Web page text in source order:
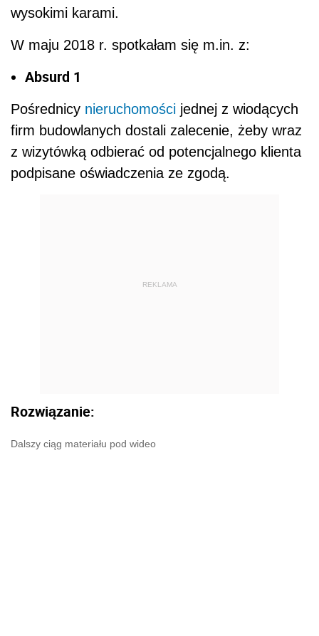
wysokimi karami.
W maju 2018 r. spotkałam się m.in. z:
Absurd 1
Pośrednicy nieruchomości jednej z wiodących
firm budowlanych dostali zalecenie, żeby wraz
z wizytówką odbierać od potencjalnego klienta
podpisane oświadczenia ze zgodą.
REKLAMA
Rozwiązanie:
Dalszy ciąg materiału pod wideo